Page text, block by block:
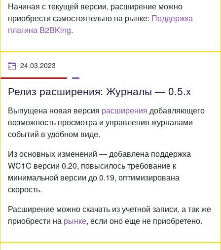
Начиная с текущей версии, расширение можно
приобрести самостоятельно на рынке: Поддержка
плагина B2BKing.
24.03.2023
Релиз расширения: Журналы — 0.5.x
Выпущена новая версия расширения добавляющего
возможность просмотра и управления журналами
событий в удобном виде.
Из основных изменений — добавлена поддержка
WC1C версии 0.20, повысилось требование к
минимальной версии до 0.19, оптимизирована
скорость.
Расширение можно скачать из учетной записи, а так же
приобрести на рынке, если оно еще не приобретено.